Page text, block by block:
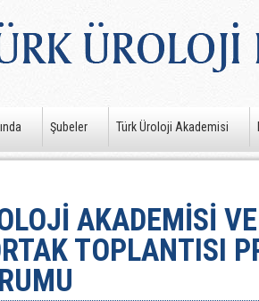
Şubeler Türk Üroloji Akademisi
AKADEMİSİ
TOPLANTISI